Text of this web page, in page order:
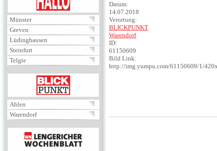
Münster
Greven
Lüdinghausen
Steinfurt
Telgte
BLICKPUNKT
Ahlen
Warendorf
MENÜ
Datum:
14.07.2018
Verortung:
BLICKPUNKT
Warendorf
ID:
61150609
Bild Link:
http://img.yumpu.com/61150609/1/